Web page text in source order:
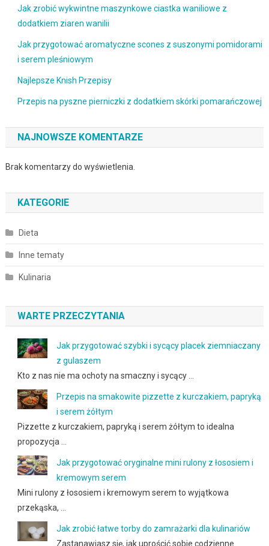
Jak zrobić wykwintne maszynkowe ciastka waniliowe z
dodatkiem ziaren wanilii
Jak przygotować aromatyczne scones z suszonymi pomidorami
i serem pleśniowym
Najlepsze Knish Przepisy
Przepis na pyszne pierniczki z dodatkiem skórki pomarańczowej
NAJNOWSZE KOMENTARZE
Brak komentarzy do wyświetlenia.
KATEGORIE
Dieta
Inne tematy
Kulinaria
WARTE PRZECZYTANIA
Jak przygotować szybki i sycący placek ziemniaczany
z gulaszem
Kto z nas nie ma ochoty na smaczny i sycący …
Przepis na smakowite pizzette z kurczakiem, papryką
i serem żółtym
Pizzette z kurczakiem, papryką i serem żółtym to idealna
propozycja …
Jak przygotować oryginalne mini rulony z łososiem i
kremowym serem
Mini rulony z łososiem i kremowym serem to wyjątkowa
przekąska, …
Jak zrobić łatwe torby do zamrażarki dla kulinariów
Zastanawiasz się, jak uprościć sobie codzienne